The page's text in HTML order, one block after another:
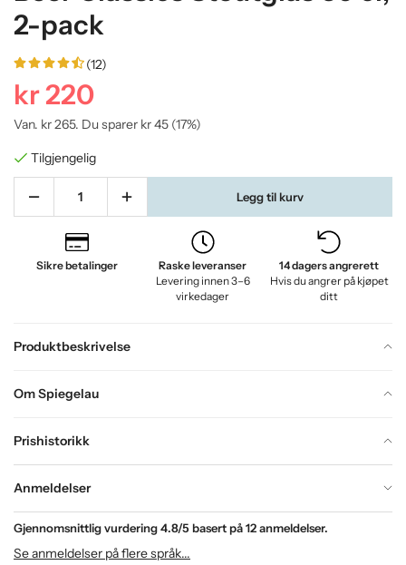
2-pack
(12)
kr 220
Van. kr 265. Du sparer kr 45 (17%)
Tilgjengelig
Legg til kurv
Sikre betalinger
Raske leveranser
Levering innen 3–6
virkedager
14 dagers angrerett
Hvis du angrer på kjøpet
ditt
Produktbeskrivelse
Om Spiegelau
Prishistorikk
Anmeldelser
Gjennomsnittlig vurdering4.8/5 basert på12anmeldelser.
Se anmeldelser på flere språk...